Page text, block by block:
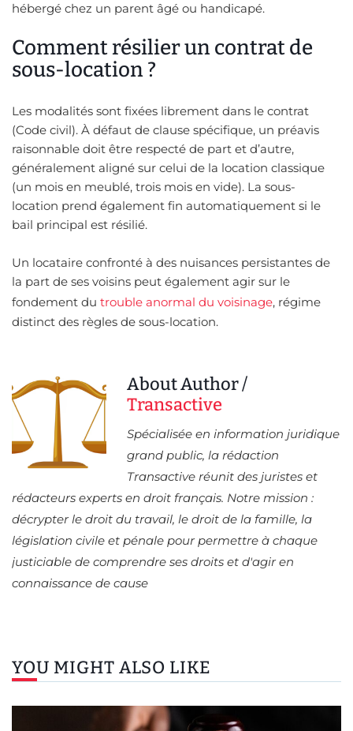
hébergé chez un parent âgé ou handicapé.
Comment résilier un contrat de
sous-location ?
Les modalités sont fixées librement dans le contrat
(Code civil). À défaut de clause spécifique, un préavis
raisonnable doit être respecté de part et d’autre,
généralement aligné sur celui de la location classique
(un mois en meublé, trois mois en vide). La sous-
location prend également fin automatiquement si le
bail principal est résilié.
Un locataire confronté à des nuisances persistantes de
la part de ses voisins peut également agir sur le
fondement du trouble anormal du voisinage, régime
distinct des règles de sous-location.
About Author /
Transactive
Spécialisée en information juridique
grand public, la rédaction
Transactive réunit des juristes et
rédacteurs experts en droit français. Notre mission :
décrypter le droit du travail, le droit de la famille, la
législation civile et pénale pour permettre à chaque
justiciable de comprendre ses droits et d'agir en
connaissance de cause
YOU MIGHT ALSO LIKE